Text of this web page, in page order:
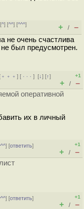
^] [^^] [^^^]
+ / –
не очень счастлива
был предусмотрен.
﹢﹢﹢] [ · · ·][↓] [↑]
+1
+ / –
оперативной
их в личный
] [ответить]
+1
+ / –
] [ответить]
+1
+ / –